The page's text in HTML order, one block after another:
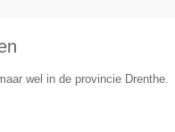
wel in de provincie Drenthe.